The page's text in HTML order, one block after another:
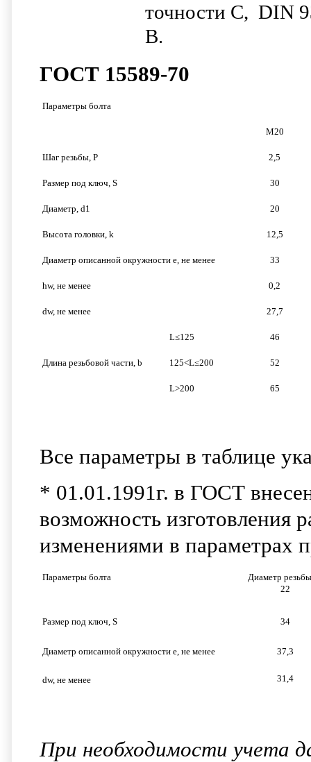
точности C, DIN
B.
ГОСТ 15589-70
Параметры болта
М20
Шаг резьбы, P 2,5
Размер под ключ, S 30
Диаметр, d1 20
Высота головки, k 12,5
Диаметр описанной окружности e, не менее 33
hw, не менее 0,2
dw, не менее 27,7
Длина резьбовой части, b
L≤125 46
125<L≤200 52
L>200 65
Все параметры в таблице
* 01.01.1991г. в ГОСТ
возможность
изменениями в параметрах
Параметры болта
Диаметр
22
Размер под ключ, S 34
Диаметр описанной окружности e, не менее 37,3
dw, не менее 31,4
При необходимости учета